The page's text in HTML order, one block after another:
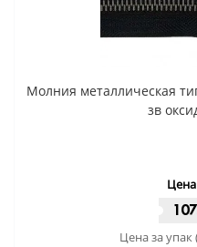
Молния металлическая
зв
Цена за упак